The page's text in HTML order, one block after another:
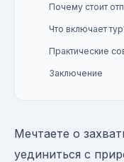
Почему стоит
Что включает
Практические
Заключение
Мечтаете о
уединиться с